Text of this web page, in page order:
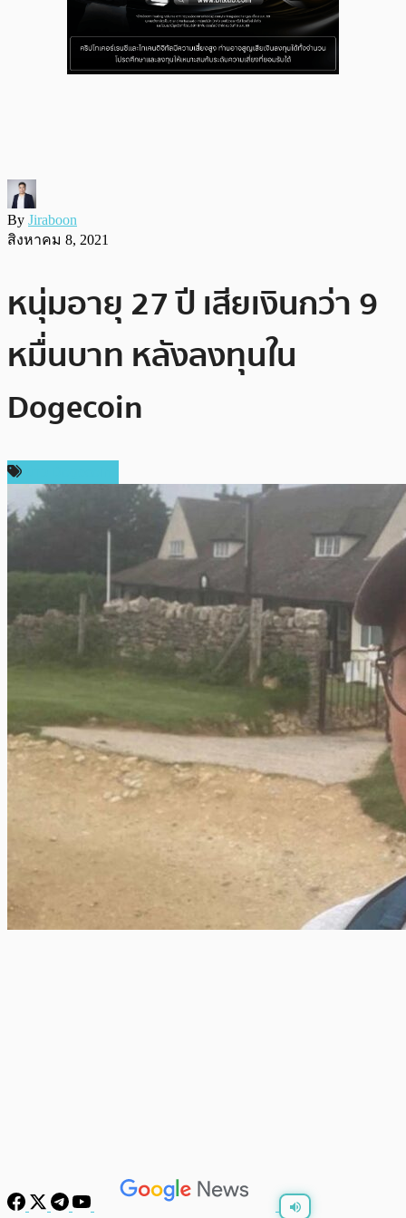
By Jiraboon
สิงหาคม 8, 2021
หนุ่มอายุ 27 ปี เสียเงินกว่า 9
หมื่นบาท หลังลงทุนใน
Dogecoin